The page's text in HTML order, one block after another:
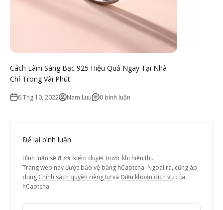
Cách Làm Sáng Bạc 925 Hiệu Quả Ngay Tại Nhà
Chỉ Trong Vài Phút
6 Thg 10, 2022 Nam Luu 0 bình luận
Để lại bình luận
Bình luận sẽ được kiểm duyệt trước khi hiển thị.
Trang web này được bảo vệ bằng hCaptcha. Ngoài ra, cũng áp
dụng Chính sách quyền riêng tưvà Điều khoản dịch vụ của
hCaptcha.